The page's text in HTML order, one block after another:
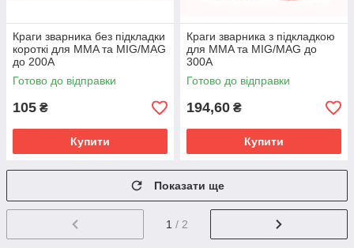
Краги зварника без підкладки
короткі для MMA та MIG/MAG
до 200А
Готово до відправки
105 ₴
Купити
Краги зварника з підкладкою
для MMA та MIG/MAG до
300А
Готово до відправки
194,60 ₴
Купити
Показати ще
1 / 2